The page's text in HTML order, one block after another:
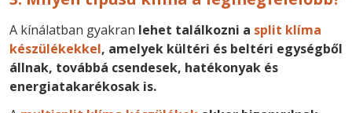
A kínálatban gyakran lehet találkozni a split klíma
készülékekkel, amelyek kültéri és beltéri egységből
állnak, továbbá csendesek, hatékonyak és
energiatakarékosak is.